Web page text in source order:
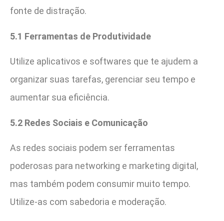
fonte de distração.
5.1 Ferramentas de Produtividade
Utilize aplicativos e softwares que te ajudem a
organizar suas tarefas, gerenciar seu tempo e
aumentar sua eficiência.
5.2 Redes Sociais e Comunicação
As redes sociais podem ser ferramentas
poderosas para networking e marketing digital,
mas também podem consumir muito tempo.
Utilize-as com sabedoria e moderação.